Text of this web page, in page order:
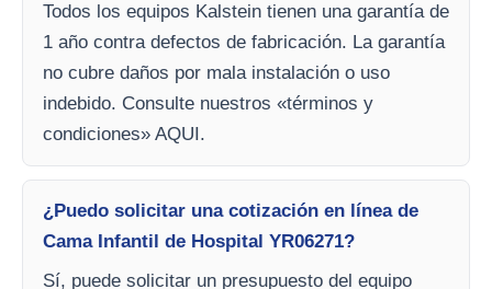
Todos los equipos Kalstein tienen una garantía de
1 año contra defectos de fabricación. La garantía
no cubre daños por mala instalación o uso
indebido. Consulte nuestros «términos y
condiciones» AQUI.
¿Puedo solicitar una cotización en línea de
Cama Infantil de Hospital YR06271?
Sí, puede solicitar un presupuesto del equipo